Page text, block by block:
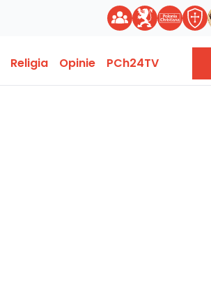
Religia Opinie PCh24TV